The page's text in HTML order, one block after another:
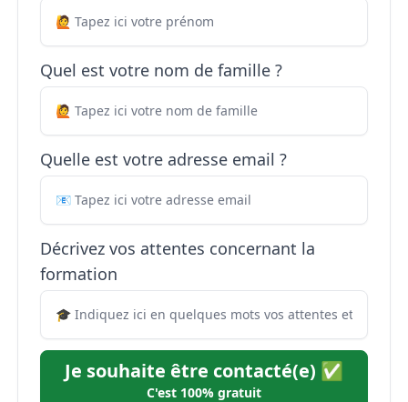
Quel est votre nom de famille ?
Quelle est votre adresse email ?
Décrivez vos attentes concernant la
formation
Je souhaite être contacté(e) ✅
C'est 100% gratuit